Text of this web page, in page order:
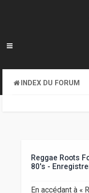
INDEX DU FORUM
Reggae Roots
80's -
En accédant à «